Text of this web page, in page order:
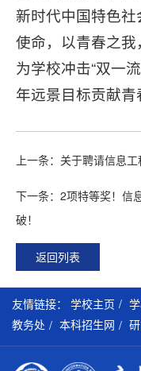
新时代中国特色
使命，以青春之我
为学校冲击“双一
年远景目标贡献青
上一条：关于聘请信息
下一条：2项特等奖！信
破！
返回列表
友情链接： 学校主页
教务处
本科招生网